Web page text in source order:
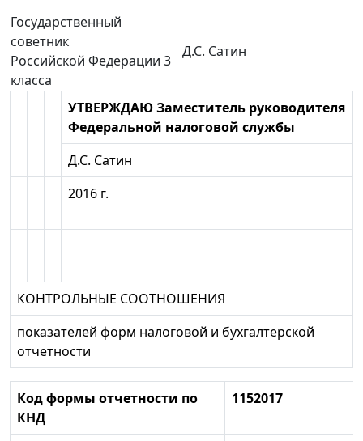
Государственный
советник
Российской Федерации 3
класса
Д.С. Сатин
УТВЕРЖДАЮ Заместитель руководителя
Федеральной налоговой службы
Д.С. Сатин
2016 г.
КОНТРОЛЬНЫЕ СООТНОШЕНИЯ
показателей форм налоговой и бухгалтерской
отчетности
Код формы отчетности по
КНД
1152017